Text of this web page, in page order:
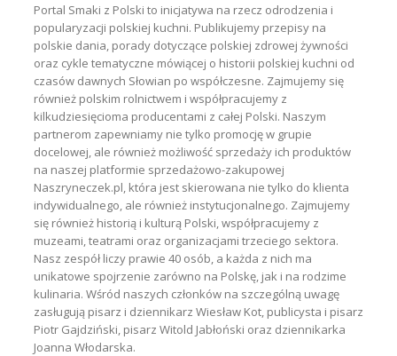
Portal Smaki z Polski to inicjatywa na rzecz odrodzenia i
popularyzacji polskiej kuchni. Publikujemy przepisy na
polskie dania, porady dotyczące polskiej zdrowej żywności
oraz cykle tematyczne mówiącej o historii polskiej kuchni od
czasów dawnych Słowian po współczesne. Zajmujemy się
również polskim rolnictwem i współpracujemy z
kilkudziesięcioma producentami z całej Polski. Naszym
partnerom zapewniamy nie tylko promocję w grupie
docelowej, ale również możliwość sprzedaży ich produktów
na naszej platformie sprzedażowo-zakupowej
Naszryneczek.pl, która jest skierowana nie tylko do klienta
indywidualnego, ale również instytucjonalnego. Zajmujemy
się również historią i kulturą Polski, współpracujemy z
muzeami, teatrami oraz organizacjami trzeciego sektora.
Nasz zespół liczy prawie 40 osób, a każda z nich ma
unikatowe spojrzenie zarówno na Polskę, jak i na rodzime
kulinaria. Wśród naszych członków na szczególną uwagę
zasługują pisarz i dziennikarz Wiesław Kot, publicysta i pisarz
Piotr Gajdziński, pisarz Witold Jabłoński oraz dziennikarka
Joanna Włodarska.